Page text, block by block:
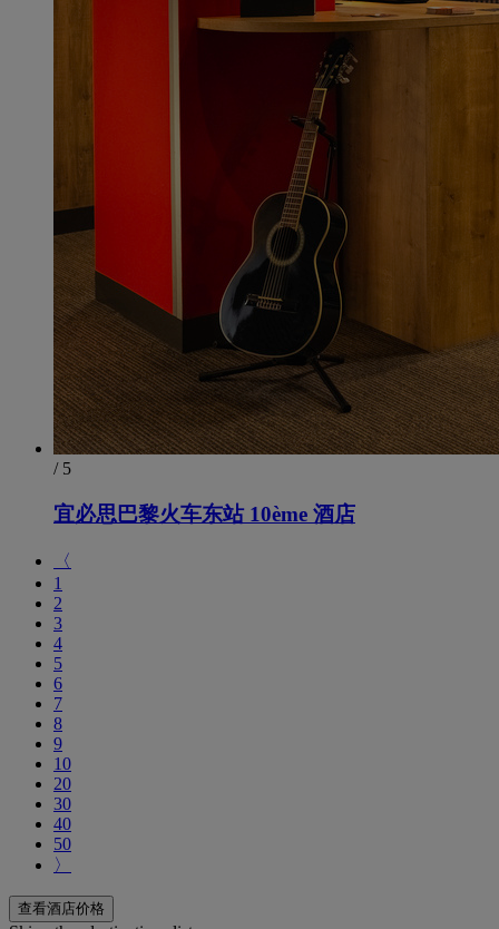
/ 5
宜必思巴黎火车东站 10ème 酒店
〈
1
2
3
4
5
6
7
8
9
10
20
30
40
50
〉
查看酒店价格